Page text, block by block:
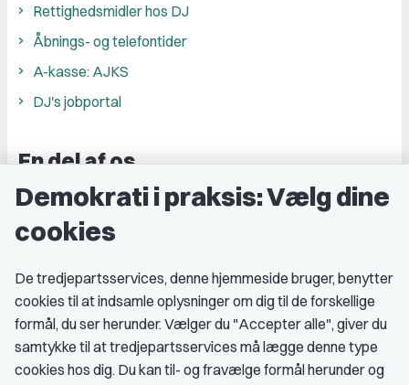
Rettighedsmidler hos DJ
Åbnings- og telefontider
A-kasse: AJKS
DJ's jobportal
En del af os
Grupper og kredse
Studenterorganisationer
Medlemskab
Fordele som medlem
Demokrati i praksis: Vælg dine
cookies
De tredjepartsservices, denne hjemmeside bruger, benytter
cookies til at indsamle oplysninger om dig til de forskellige
formål, du ser herunder. Vælger du "Accepter alle", giver du
samtykke til at tredjepartsservices må lægge denne type
cookies hos dig. Du kan til- og fravælge formål herunder og